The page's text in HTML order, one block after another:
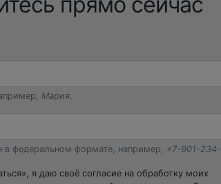
Мария.
в федеральном формате, например, +7-901-
я даю своё согласие на обработку моих